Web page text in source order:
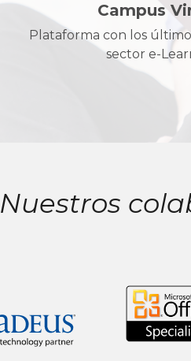
Campus
Plataforma con los
sector e-
Nuestros